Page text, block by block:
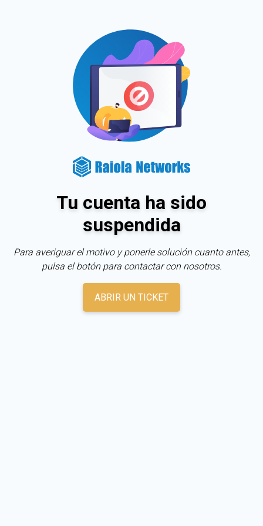
Tu cuenta ha sido
suspendida
Para averiguar el motivo y ponerle solución cuanto antes,
pulsa el botón para contactar con nosotros.
ABRIR UN TICKET